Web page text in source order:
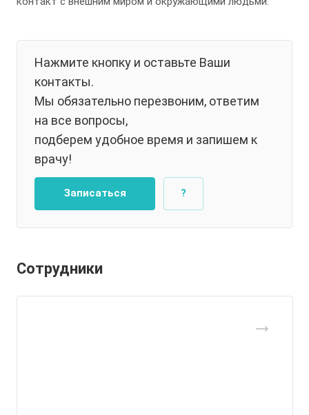
Нажмите кнопку и оставьте Ваши
контакты.
Мы обязательно перезвоним, ответим
на все вопросы,
подберем удобное время и запишем к
врачу!
Записаться ?
Сотрудники